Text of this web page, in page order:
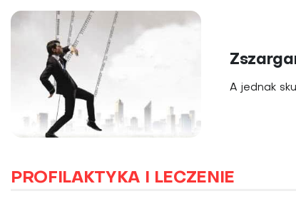
A jednak
PROFILAKTYKA I LECZENIE